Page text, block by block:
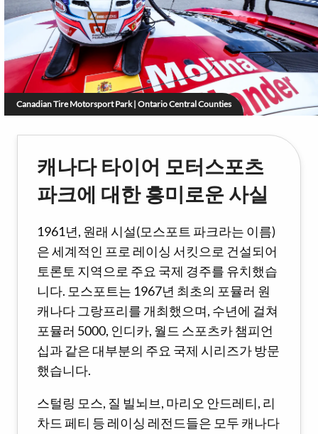
Canadian Tire Motorsport Park | Ontario Central Counties
캐나다 타이어 모터스포츠
파크에 대한 흥미로운 사실
1961년, 원래 시설(모스포트 파크라는 이름)
은 세계적인 프로 레이싱 서킷으로 건설되어
토론토 지역으로 주요 국제 경주를 유치했습
니다. 모스포트는 1967년 최초의 포뮬러 원
캐나다 그랑프리를 개최했으며, 수년에 걸쳐
포뮬러 5000, 인디카, 월드 스포츠카 챔피언
십과 같은 대부분의 주요 국제 시리즈가 방문
했습니다.
스털링 모스, 질 빌뇌브, 마리오 안드레티, 리
차드 페티 등 레이싱 레전드들은 모두 캐나다